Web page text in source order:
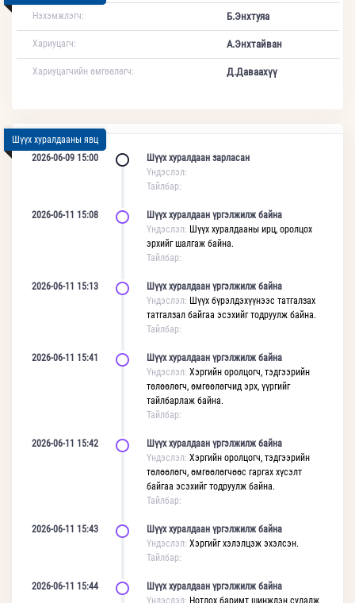
Нэхэмжлэгч:
Б.Энхтуяа
Хариуцагч: А.Энхтайван
Хариуцагчийн өмгөөлөгч: Д.Даваахүү
Шүүх хуралдааны явц
2026-06-09 15:00
Шүүх хуралдаан зарласан
Үндэслэл:
Тайлбар:
2026-06-11 15:08
Шүүх хуралдаан үргэлжилж байна
Үндэслэл: Шүүх хуралдааны ирц, оролцох
эрхийг шалгаж байна.
Тайлбар:
2026-06-11 15:13
Шүүх хуралдаан үргэлжилж байна
Үндэслэл: Шүүх бүрэлдэхүүнээс татгалзах
татгалзал байгаа эсэхийг тодруулж байна.
Тайлбар:
2026-06-11 15:41
Шүүх хуралдаан үргэлжилж байна
Үндэслэл: Хэргийн оролцогч, тэдгээрийн
төлөөлөгч, өмгөөлөгчид эрх, үүргийг
тайлбарлаж байна.
Тайлбар:
2026-06-11 15:42
Шүүх хуралдаан үргэлжилж байна
Үндэслэл: Хэргийн оролцогч, тэдгээрийн
төлөөлөгч, өмгөөлөгчөөс гаргах хүсэлт
байгаа эсэхийг тодруулж байна.
Тайлбар:
2026-06-11 15:43
Шүүх хуралдаан үргэлжилж байна
Үндэслэл: Хэргийг хэлэлцэж эхэлсэн.
Тайлбар:
2026-06-11 15:44
Шүүх хуралдаан үргэлжилж байна
Үндэслэл: Нотлох баримт шинжлэн судалж